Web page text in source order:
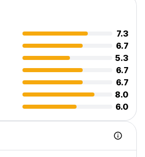
7.3
6.7
5.3
6.7
6.7
8.0
6.0